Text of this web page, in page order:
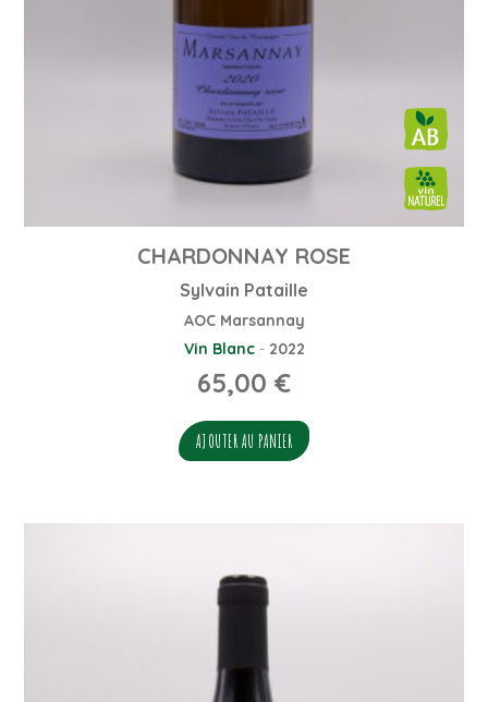
CHARDONNAY ROSE
Sylvain Pataille
AOC Marsannay
Vin Blanc- 2022
65,00 €
AJOUTER AU PANIER